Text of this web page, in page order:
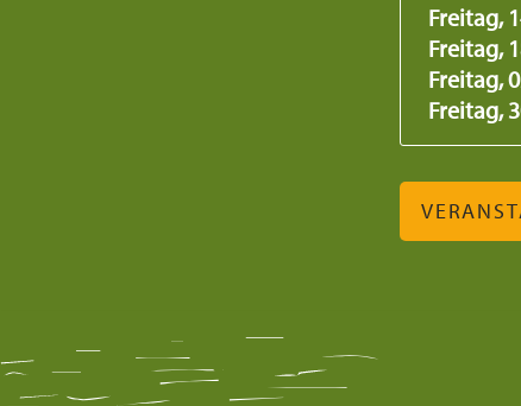
Freitag,
Freitag,
Freitag,
Freitag,